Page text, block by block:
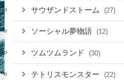
サウザンドストーム (27)
ソーシャル夢物語 (12)
ツムツムランド (30)
テトリスモンスター (22)